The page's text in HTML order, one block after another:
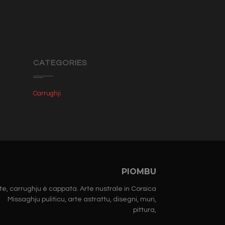
CATEGORIES
Carrughji
PIOMBU
carrughju è cappata. Arte nustrale in Corsica
Missaghju puliticu, arte astrattu, disegni, muri,
pittura,